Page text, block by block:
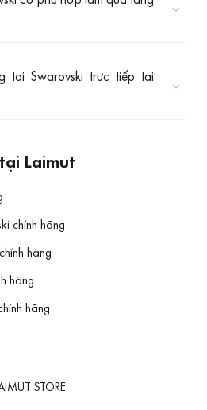
tai Swarovski trực tiếp tại
Laimut
chính hãng
hãng
hãng
hãng
STORE